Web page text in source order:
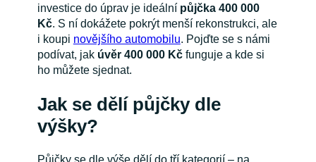
investice do úprav je ideální půjčka 400 000
Kč. S ní dokážete pokrýt menší rekonstrukci, ale
i koupi novějšího automobilu. Pojďte se s námi
podívat, jak úvěr 400 000 Kč funguje a kde si
ho můžete sjednat.
Jak se dělí půjčky dle
výšky?